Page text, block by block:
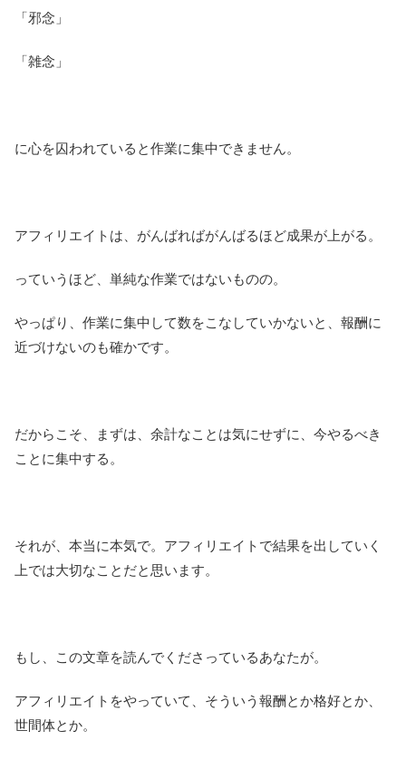
「邪念」
「雑念」
に心を囚われていると作業に集中できません。
アフィリエイトは、がんばればがんばるほど成果が上がる。
っていうほど、単純な作業ではないものの。
やっぱり、作業に集中して数をこなしていかないと、報酬に
近づけないのも確かです。
だからこそ、まずは、余計なことは気にせずに、今やるべき
ことに集中する。
それが、本当に本気で。アフィリエイトで結果を出していく
上では大切なことだと思います。
もし、この文章を読んでくださっているあなたが。
アフィリエイトをやっていて、そういう報酬とか格好とか、
世間体とか。